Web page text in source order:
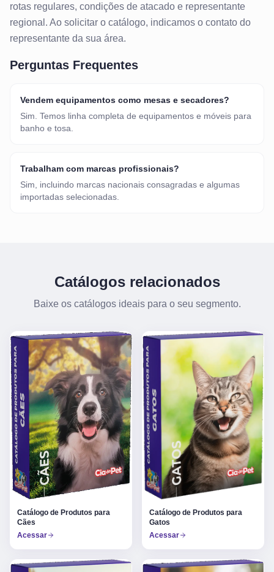
rotas regulares, condições de atacado e representante
regional. Ao solicitar o catálogo, indicamos o contato do
representante da sua área.
Perguntas Frequentes
Vendem equipamentos como mesas e secadores?
Sim. Temos linha completa de equipamentos e móveis para
banho e tosa.
Trabalham com marcas profissionais?
Sim, incluindo marcas nacionais consagradas e algumas
importadas selecionadas.
Catálogos relacionados
Baixe os catálogos ideais para o seu segmento.
Catálogo de Produtos para
Cães
Acessar
Catálogo de Produtos para
Gatos
Acessar